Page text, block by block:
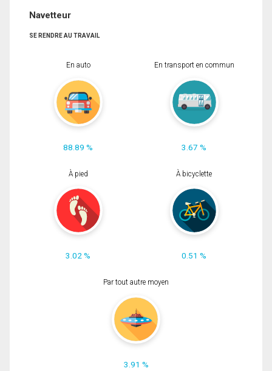
Navetteur
SE RENDRE AU TRAVAIL
En auto
88.89 %
En transport en commun
3.67 %
À pied
3.02 %
À bicyclette
0.51 %
Par tout autre moyen
3.91 %